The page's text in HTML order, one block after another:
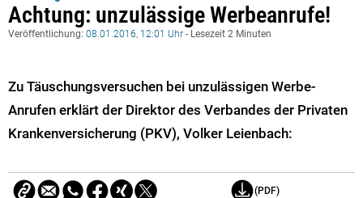
Achtung: unzulässige Werbeanrufe!
Veröffentlichung: 08.01.2016, 12:01 Uhr - Lesezeit 2 Minuten
Zu Täuschungsversuchen bei unzulässigen Werbe-
Anrufen erklärt der Direktor des Verbandes der Privaten
Krankenversicherung (PKV), Volker Leienbach:
(PDF)